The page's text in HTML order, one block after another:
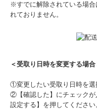
※すでに解除されている場合
れておりません。
＜受取り日時を変更する場合
①変更したい受取り日時を選
②【確認した】にチェックが
設定する】を押してください